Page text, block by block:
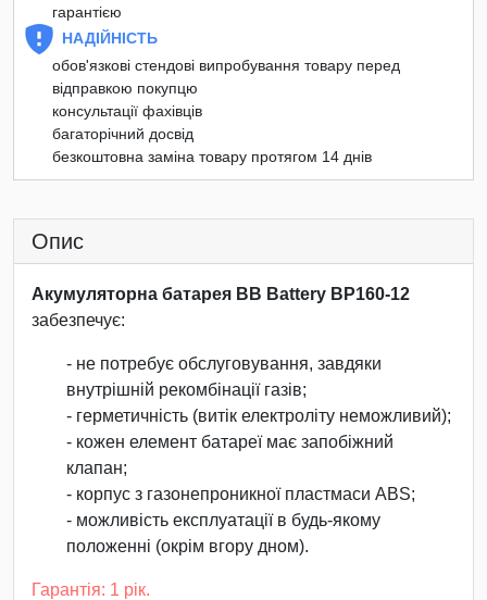
гарантією
НАДІЙНІСТЬ
обов'язкові стендові випробування товару перед
відправкою покупцю
консультації фахівців
багаторічний досвід
безкоштовна заміна товару протягом 14 днів
Опис
Акумуляторна батарея BB Battery BP160-12
забезпечує:
- не потребує обслуговування, завдяки
внутрішній рекомбінації газів;
- герметичність (витік електроліту неможливий);
- кожен елемент батареї має запобіжний
клапан;
- корпус з газонепроникної пластмаси ABS;
- можливість експлуатації в будь-якому
положенні (окрім вгору дном).
Гарантія: 1 рік.